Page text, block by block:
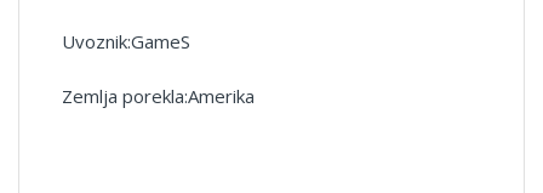
Uvoznik:GameS
Zemlja porekla:Amerika